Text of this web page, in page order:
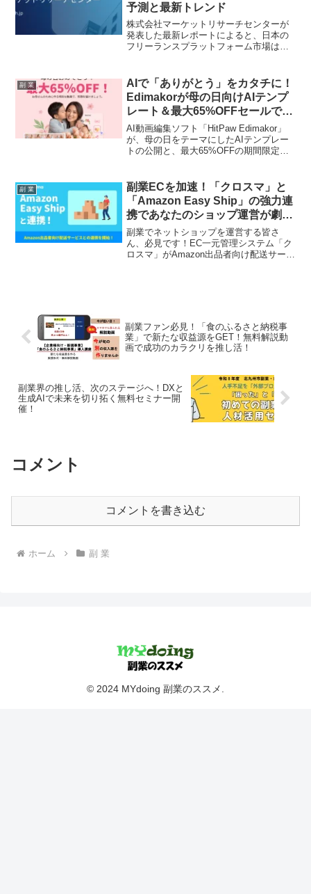
予測と最新トレンド
株式会社マーケットリサーチセンターが
発表した最新レポートによると、日本の
フリーランスプラットフォーム市場は
軟な働き方を求める声が高まる中、AIや
ブロックチェーンといった最新技術がフ
リーランスの「推し活」を強力にバック
アップ。あなたの副業ライフをさらに輝
かせる、最新情報と市場の動向を深掘り
します！
副 業
AIで「ありがとう」をカタチに！
Edimakorが母の日向けAIテンプ
レート＆最大65%OFFセールで副
業クリエイターの推し活を後押
し！
AI動画編集ソフト「HitPaw Edimakor」
が、母の日をテーマにしたAIテンプレー
トの公開と、最大65%OFFの期間限定セ
にとって、AIを活用して高品質な動画や
メッセージカードを効率的に生み出す絶
好のチャンスです。大切な人への感謝を
伝えるコンテンツ制作を通じて、収益化
の可能性も広がります。
副 業
副業ECを加速！「クロスマ」と
「Amazon Easy Ship」の強力連
携であなたのショップ運営が劇的
に進化！
副業でネットショップを運営する皆さ
ん、必見です！EC一元管理システム「ク
ロスマ」がAmazon出品者向け配送サービ
副業ファン必見！「食のふるさと納税事
業」で新たな収益源をGET！無料解説動
画で成功のカラクリを推し活！
副業界の推し活、次のステージへ！DXと
生成AIで未来を切り拓く無料セミナー開
催！
コメント
コメントを書き込む
ホーム 副 業
© 2024 MYdoing 副業のススメ.